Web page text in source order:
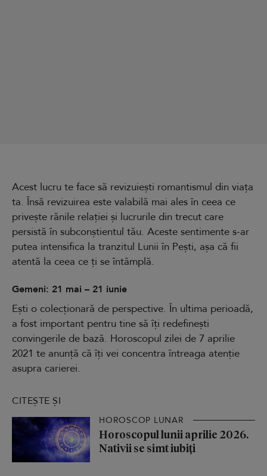
Acest lucru te face să revizuiești romantismul din viața
ta. Însă revizuirea este valabilă mai ales în ceea ce
privește rănile relației și lucrurile din trecut care
persistă în subconștientul tău. Aceste sentimente s-ar
putea intensifica la tranzitul Lunii în Pești, așa că fii
atentă la ceea ce ți se întâmplă.
Gemeni: 21 mai – 21 iunie
Ești o colecționară de perspective. În ultima perioadă,
a fost important pentru tine să îți redefinești
convingerile de bază. Horoscopul zilei de 7 aprilie
2021 te anunță că îți vei concentra întreaga atenție
asupra carierei.
CITEȘTE ȘI
HOROSCOP LUNAR
Horoscopul lunii aprilie 2026.
Nativii se simt iubiți